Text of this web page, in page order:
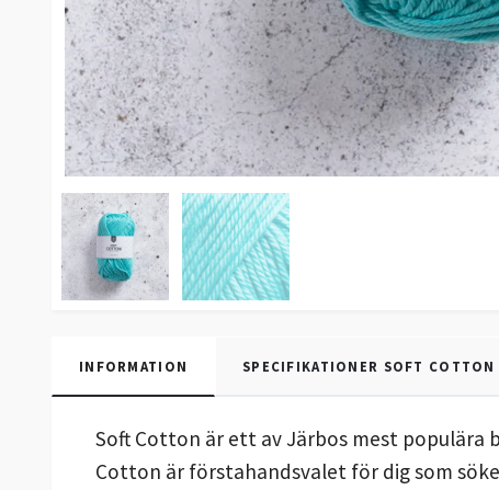
INFORMATION SPECIFIKATIONER SOFT COTTON
Soft Cotton är ett av Järbos mest populära
Cotton är förstahandsvalet för dig som